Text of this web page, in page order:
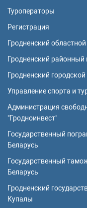
Туроператоры
Регистрация
Гродненский
Гродненский
Гродненский
Управление спорта и
Администрация
"Гродноинвест"
Государственный
Беларусь
Государственный
Беларусь
Гродненский
Купалы